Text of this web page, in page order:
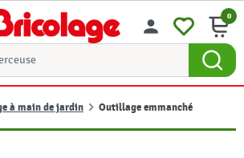
person 0
à main de jardin Outillage emmanché